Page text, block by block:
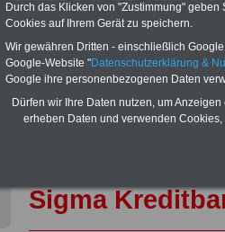
Komfort: Sie können aus
direkt zur weiterführenden
mehrere OnlineBücher bzw.
Beamtinnen und Beamte mit
und Ländern,
Nebentätig-keitsrecht für
wir ausgewählte Links, z.B.
Sigma
Durch das Klicken von "Zustimmung"
Cookies auf Ihrem Gerät zu speichern.
Wir gewähren Dritten - einschließlich
Google-Website "Datenschutzerklärung &
Google ihre personenbezogenen Daten
Dürfen wir Ihre Daten nutzen, um
erheben Daten und verwenden